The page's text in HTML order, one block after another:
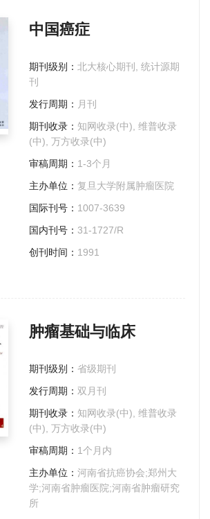
中国癌症
期刊级别： 北大核心期刊, 统计源期
刊
发行周期： 月刊
期刊收录： 知网收录(中), 维普收录
(中), 万方收录(中)
审稿周期： 1-3个月
主办单位： 复旦大学附属肿瘤医院
国际刊号： 1007-3639
国内刊号： 31-1727/R
创刊时间： 1991
肿瘤基础与临床
期刊级别： 省级期刊
发行周期： 双月刊
期刊收录： 知网收录(中), 维普收录
(中), 万方收录(中)
审稿周期： 1个月内
主办单位： 河南省抗癌协会;郑州大
学;河南省肿瘤医院;河南省肿瘤研究
所